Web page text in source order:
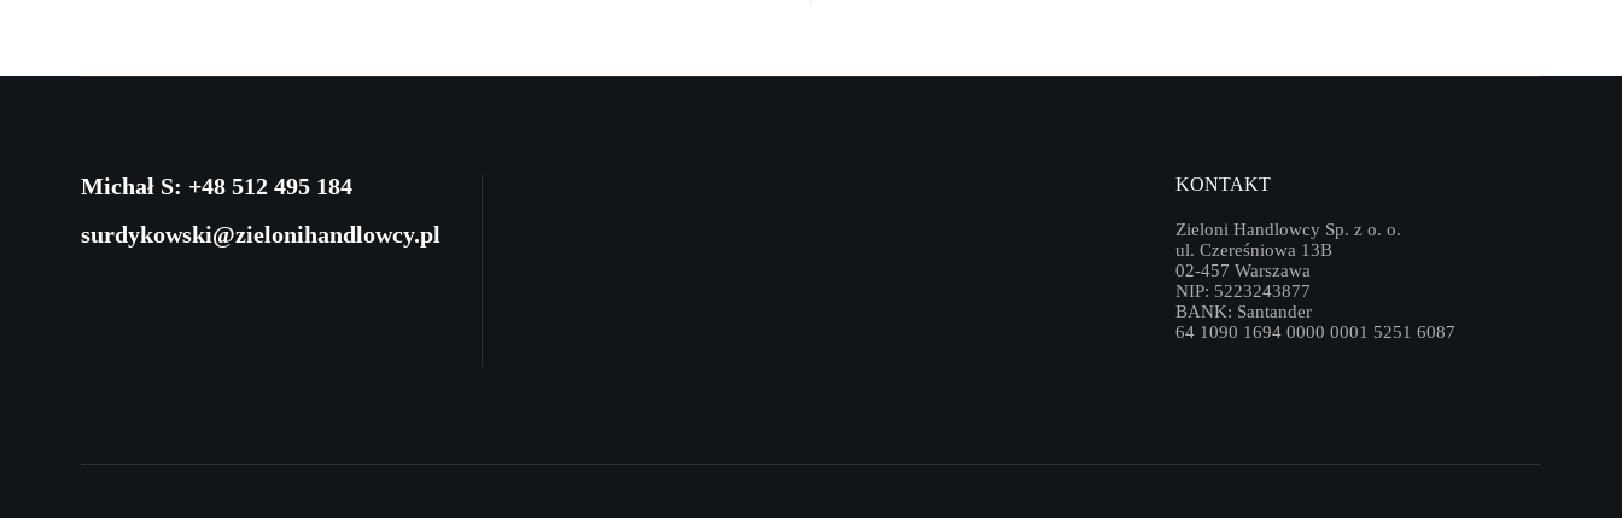
Michał S: +48 512 495 184
surdykowski@zielonihandlowcy.pl
KONTAKT
Zieloni Handlowcy Sp. z o. o.
ul. Czereśniowa 13B
02-457 Warszawa
NIP: 5223243877
BANK: Santander
64 1090 1694 0000 0001 5251 6087